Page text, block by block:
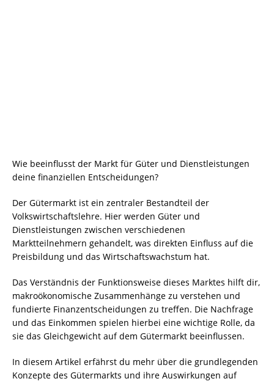
Wie beeinflusst der Markt für Güter und Dienstleistungen
deine finanziellen Entscheidungen?
Der Gütermarkt ist ein zentraler Bestandteil der
Volkswirtschaftslehre. Hier werden Güter und
Dienstleistungen zwischen verschiedenen
Marktteilnehmern gehandelt, was direkten Einfluss auf die
Preisbildung und das Wirtschaftswachstum hat.
Das Verständnis der Funktionsweise dieses Marktes hilft dir,
makroökonomische Zusammenhänge zu verstehen und
fundierte Finanzentscheidungen zu treffen. Die Nachfrage
und das Einkommen spielen hierbei eine wichtige Rolle, da
sie das Gleichgewicht auf dem Gütermarkt beeinflussen.
In diesem Artikel erfährst du mehr über die grundlegenden
Konzepte des Gütermarkts und ihre Auswirkungen auf